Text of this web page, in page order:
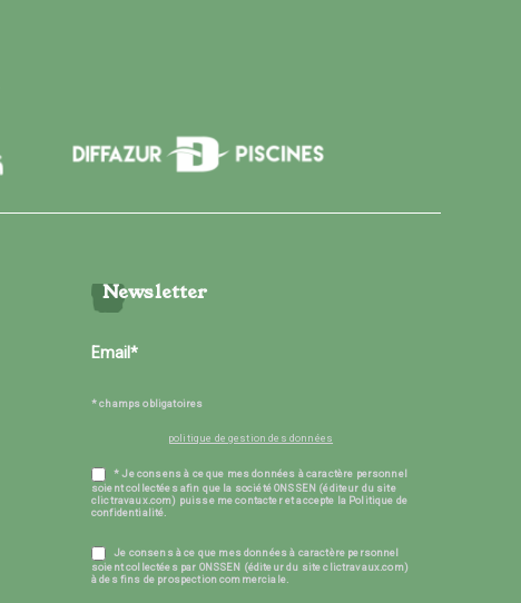
Newsletter
* champs obligatoires
politique de gestion des données
* Je consens à ce que mes données à caractère personnel
soient collectées afin que la société ONSSEN (éditeur du site
clictravaux.com) puisse me contacter et accepte la Politique de
confidentialité.
Je consens à ce que mes données à caractère personnel
soient collectées par ONSSEN (éditeur du site clictravaux.com)
à des fins de prospection commerciale.